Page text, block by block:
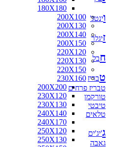
180X180
200X100
200X130
200X140
200X150
220X120
220X130
220X150
230X160
200X200
230X120
230X130
240X140
240X170
250X120
250X130
וינטג'
זיגלר
חבל
טבריז
טבריז פרחים
טורקמן
טיבטי
טלאים
ג'יג'ים
גאבה